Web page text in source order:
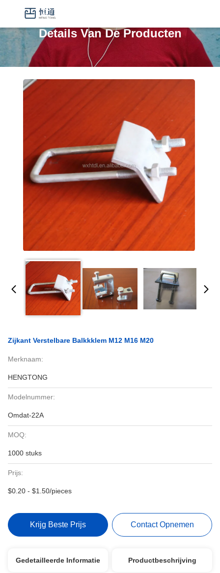
Details Van De Producten
Zijkant Verstelbare Balkkklem M12 M16 M20
Merknaam:
HENGTONG
Modelnummer:
Omdat-22A
MOQ:
1000 stuks
Prijs:
$0.20 - $1.50/pieces
Krijg Beste Prijs Contact Opnemen
Gedetailleerde Informatie Productbeschrijving